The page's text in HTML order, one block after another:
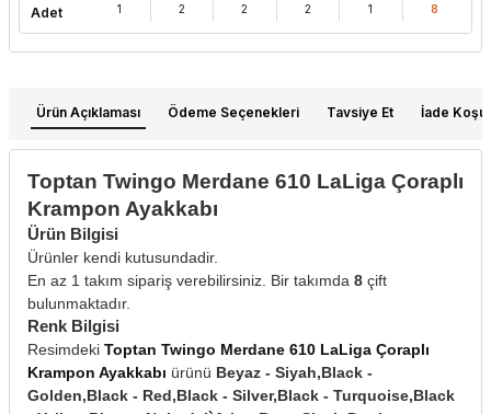
Adet
1
2
2
2
1
8
Ürün Açıklaması Ödeme Seçenekleri Tavsiye Et İade
Toptan Twingo Merdane 610 LaLiga Çoraplı
Krampon Ayakkabı
Ürün Bilgisi
Ürünler kendi kutusundadir.
En az 1 takım sipariş verebilirsiniz. Bir takımda 8 çift
bulunmaktadır.
Renk Bilgisi
Resimdeki Toptan Twingo Merdane 610 LaLiga Çoraplı
Krampon Ayakkabı ürünü Beyaz - Siyah,Black -
Golden,Black - Red,Black - Silver,Black - Turquoise,Black